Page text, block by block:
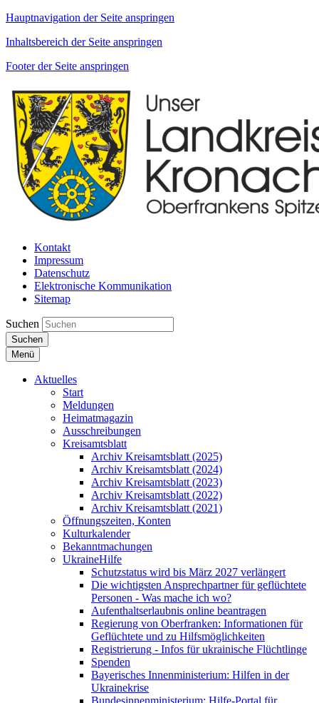
Hauptnavigation der Seite anspringen
Inhaltsbereich der Seite anspringen
Footer der Seite anspringen
Kontakt
Impressum
Datenschutz
Elektronische Kommunikation
Sitemap
Suchen
Suchen
Menü
Aktuelles
Start
Meldungen
Heimatmagazin
Ausschreibungen
Kreisamtsblatt
Archiv Kreisamtsblatt (2025)
Archiv Kreisamtsblatt (2024)
Archiv Kreisamtsblatt (2023)
Archiv Kreisamtsblatt (2022)
Archiv Kreisamtsblatt (2021)
Öffnungszeiten, Konten
Kulturkalender
Bekanntmachungen
UkraineHilfe
Schutzstatus wird bis März 2027 verlängert
Die wichtigsten Ansprechpartner für geflüchtete
Personen - Was mache ich wo?
Aufenthaltserlaubnis online beantragen
Regierung von Oberfranken: Informationen für
Geflüchtete und zu Hilfsmöglichkeiten
Registrierung - Infos für ukrainische Flüchtlinge
Spenden
Bayerisches Innenministerium: Hilfen in der
Ukrainekrise
Bundesinnenministerium: Hilfe-Portal für